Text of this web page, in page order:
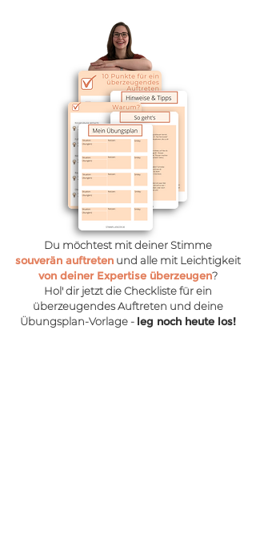
Du möchtest mit deiner Stimme
souverän auftretenund alle mit Leichtigkeit
von deiner Expertise überzeugen?
Hol' dir jetzt die Checkliste für ein
überzeugendes Auftreten und deine
Übungsplan-Vorlage - leg noch heute los!